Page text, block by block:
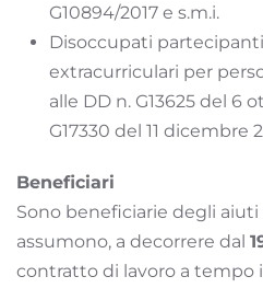
G10894/2017 e s.m.i.
Disoccupati partecipanti
extracurriculari per
alle DD n. G13625 del 6
G17330 del 11 dicembre
Beneficiari
Sono beneficiarie degli
assumono, a decorrere dal
contratto di lavoro a tempo